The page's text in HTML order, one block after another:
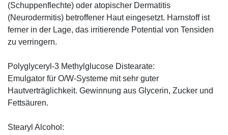
(Schuppenflechte) oder atopischer Dermatitis
(Neurodermitis) betroffener Haut eingesetzt. Harnstoff ist
ferner in der Lage, das irritierende Potential von Tensiden
zu verringern.
Polyglyceryl-3 Methylglucose Distearate:
Emulgator für O/W-Systeme mit sehr guter
Hautverträglichkeit. Gewinnung aus Glycerin, Zucker und
Fettsäuren.
Stearyl Alcohol: